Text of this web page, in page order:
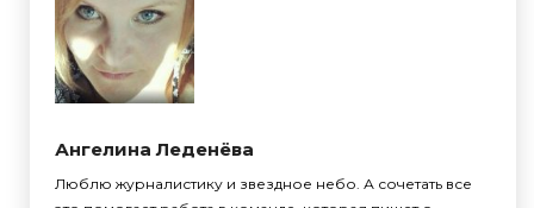
Ангелина Леденёва
Люблю журналистику и звездное небо. А сочетать все